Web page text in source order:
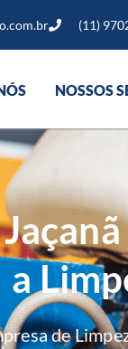
(11)
NOSSOS
a
de